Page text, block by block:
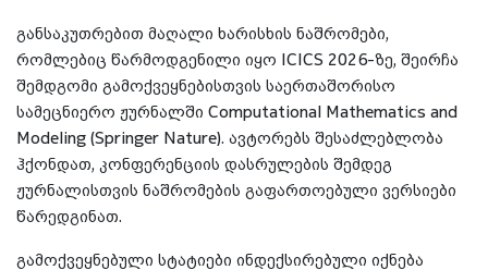
განსაკუთრებით მაღალი ხარისხის ნაშრომები,
რომლებიც წარმოდგენილი იყო ICICS 2026-ზე, შეირჩა
შემდგომი გამოქვეყნებისთვის საერთაშორისო
სამეცნიერო ჟურნალში Computational Mathematics and
Modeling (Springer Nature). ავტორებს შესაძლებლობა
ჰქონდათ, კონფერენციის დასრულების შემდეგ
ჟურნალისთვის ნაშრომების გაფართოებული ვერსიები
წარედგინათ.
გამოქვეყნებული სტატიები ინდექსირებული იქნება